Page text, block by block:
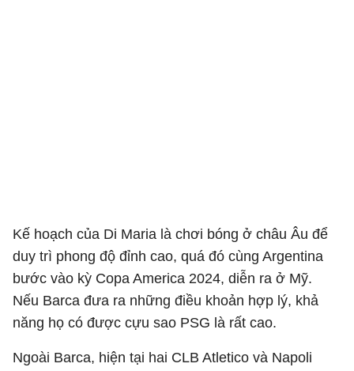
Kế hoạch của Di Maria là chơi bóng ở châu Âu để
duy trì phong độ đỉnh cao, quá đó cùng Argentina
bước vào kỳ Copa America 2024, diễn ra ở Mỹ.
Nếu Barca đưa ra những điều khoản hợp lý, khả
năng họ có được cựu sao PSG là rất cao.
Ngoài Barca, hiện tại hai CLB Atletico và Napoli